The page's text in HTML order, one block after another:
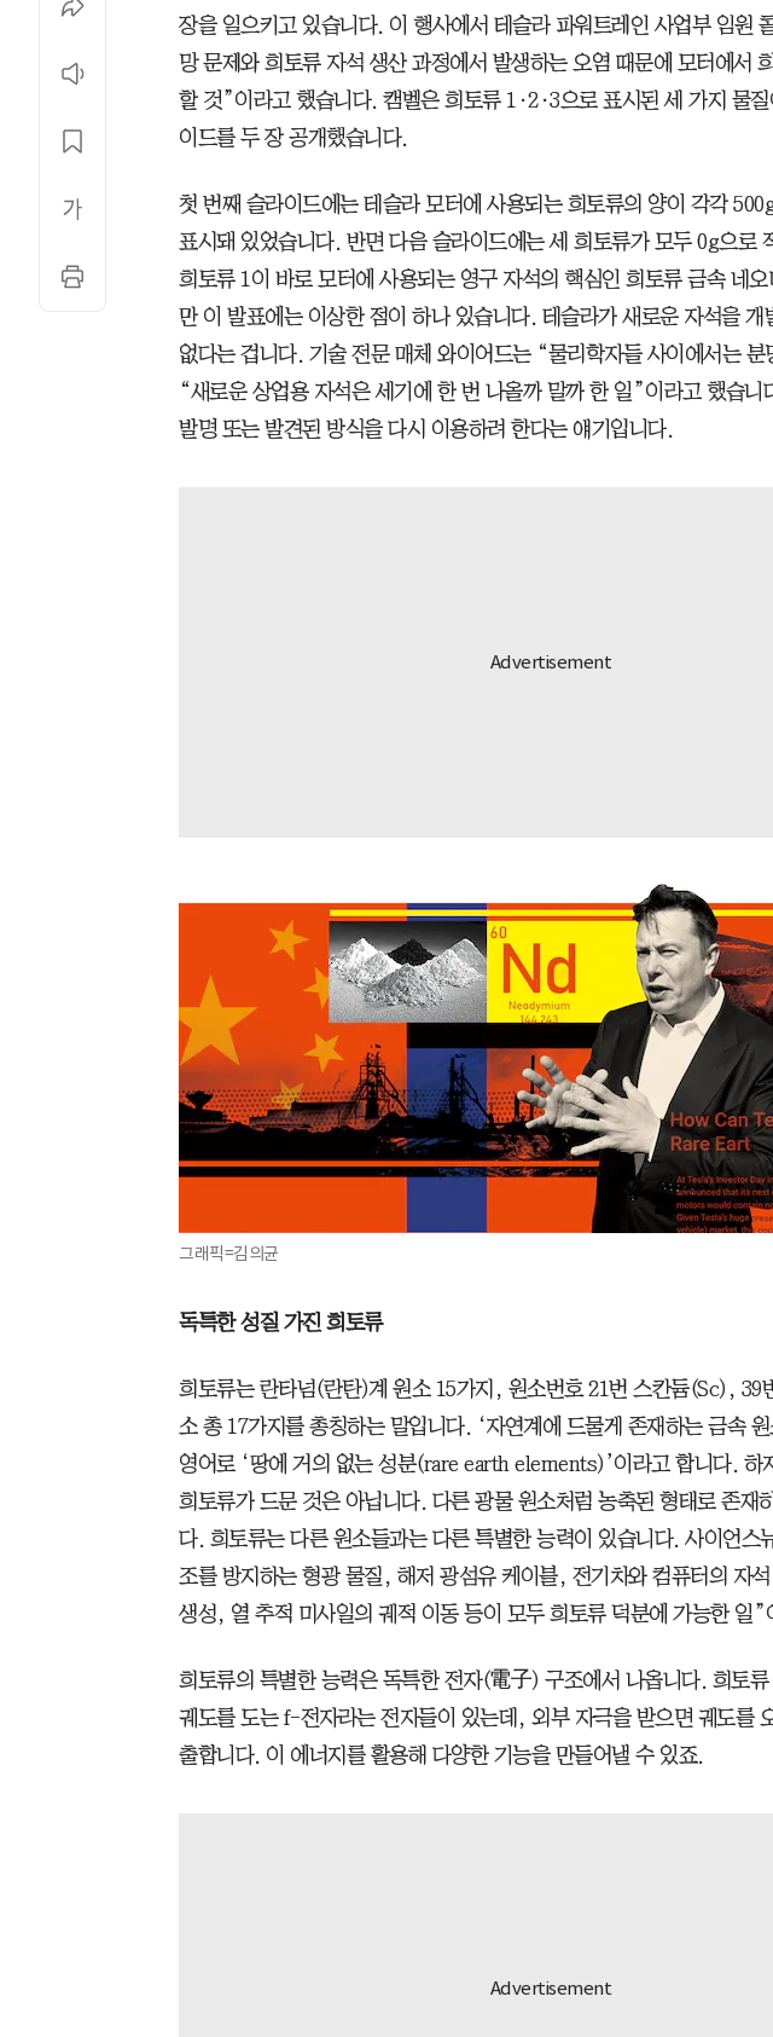
장을 일으키고 있습니다. 이 행사에서 테슬라 파워트레인 사업부 임원
망 문제와 희토류 자석 생산 과정에서 발생하는 오염 때문에 모터에서
할 것”이라고 했습니다. 캠벨은 희토류 1·2·3으로 표시된 세 가지 물
이드를 두 장 공개했습니다.
첫 번째 슬라이드에는 테슬라 모터에 사용되는 희토류의 양이 각각
표시돼 있었습니다. 반면 다음 슬라이드에는 세 희토류가 모두 0g으로
희토류 1이 바로 모터에 사용되는 영구 자석의 핵심인 희토류 금속 네오
만 이 발표에는 이상한 점이 하나 있습니다. 테슬라가 새로운 자석을 개
없다는 겁니다. 기술 전문 매체 와이어드는 “물리학자들 사이에서는 분
“새로운 상업용 자석은 세기에 한 번 나올까 말까 한 일”이라고 했습니
발명 또는 발견된 방식을 다시 이용하려 한다는 얘기입니다.
그래픽=김의균
독특한 성질 가진 희토류
희토류는 란타넘(란탄)계 원소 15가지, 원소번호 21번 스칸듐(Sc), 39
소 총 17가지를 총칭하는 말입니다. ‘자연계에 드물게 존재하는 금속
영어로 ‘땅에 거의 없는 성분(rare earth elements)’이라고 합니다. 하
희토류가 드문 것은 아닙니다. 다른 광물 원소처럼 농축된 형태로 존재
다. 희토류는 다른 원소들과는 다른 특별한 능력이 있습니다. 사이언스
조를 방지하는 형광 물질, 해저 광섬유 케이블, 전기차와 컴퓨터의 자
생성, 열 추적 미사일의 궤적 이동 등이 모두 희토류 덕분에 가능한 일”
희토류의 특별한 능력은 독특한 전자(電子) 구조에서 나옵니다. 희토
궤도를 도는 f-전자라는 전자들이 있는데, 외부 자극을 받으면 궤도를
출합니다. 이 에너지를 활용해 다양한 기능을 만들어낼 수 있죠.